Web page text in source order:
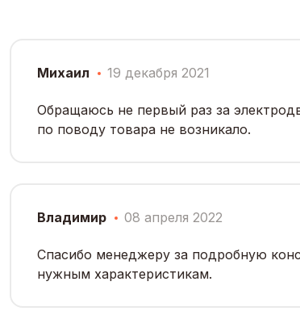
Михаил 19 декабря 2021
Обращаюсь не первый раз за
по поводу товара не возникало.
Владимир 08 апреля 2022
Спасибо менеджеру за подробную
нужным характеристикам.